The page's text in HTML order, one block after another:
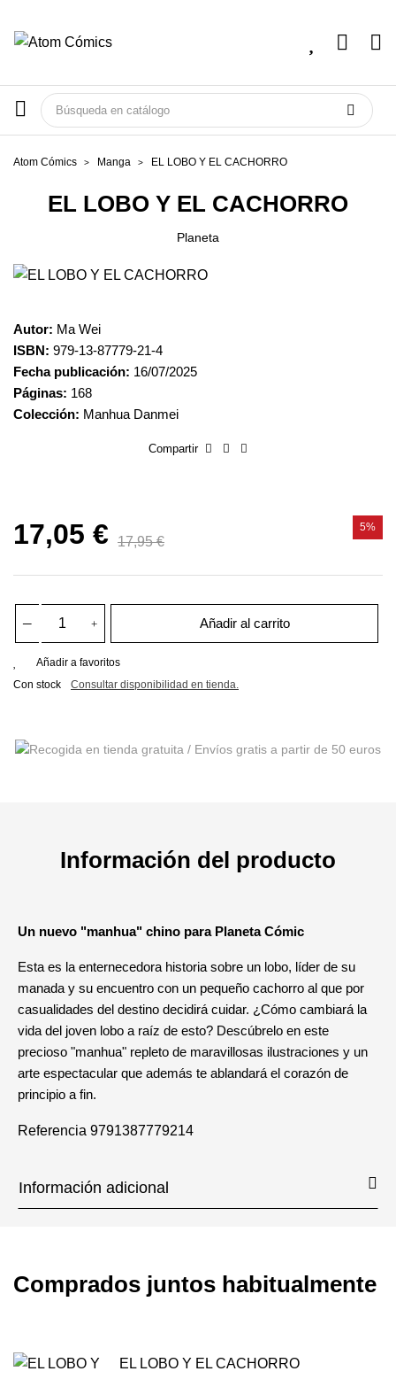
Atom Cómics Manga EL LOBO Y EL CACHORRO
EL LOBO Y EL CACHORRO
Planeta
Autor: Ma Wei
ISBN: 979-13-87779-21-4
Fecha publicación: 16/07/2025
Páginas: 168
Colección: Manhua Danmei
Compartir
17,05 € 17,95 €
5%
Añadir al carrito
Añadir a favoritos
Con stock
Consultar disponibilidad en tienda.
Información del producto
Un nuevo "manhua" chino para Planeta Cómic
Esta es la enternecedora historia sobre un lobo, líder de su
manada y su encuentro con un pequeño cachorro al que por
casualidades del destino decidirá cuidar. ¿Cómo cambiará la
vida del joven lobo a raíz de esto? Descúbrelo en este
precioso "manhua" repleto de maravillosas ilustraciones y un
arte espectacular que además te ablandará el corazón de
principio a fin.
Referencia 9791387779214
Información adicional
Comprados juntos habitualmente
EL LOBO Y EL CACHORRO